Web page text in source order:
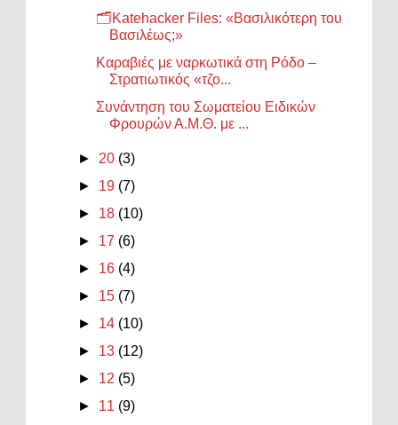
🗂️Katehacker Files: «Βασιλικότερη του
Βασιλέως;»
Καραβιές με ναρκωτικά στη Ρόδο –
Στρατιωτικός «τζο...
Συνάντηση του Σωματείου Ειδικών
Φρουρών Α.Μ.Θ. με ...
► 20 (3)
► 19 (7)
► 18 (10)
► 17 (6)
► 16 (4)
► 15 (7)
► 14 (10)
► 13 (12)
► 12 (5)
► 11 (9)